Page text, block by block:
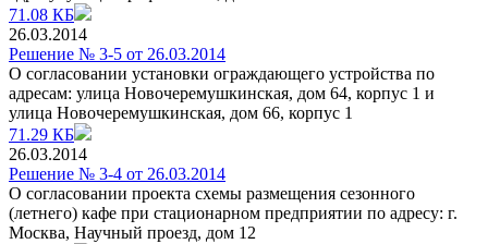
71.08 КБ
26.03.2014
Решение № 3-5 от 26.03.2014
О согласовании установки ограждающего устройства по
адресам: улица Новочеремушкинская, дом 64, корпус 1 и
улица Новочеремушкинская, дом 66, корпус 1
71.29 КБ
26.03.2014
Решение № 3-4 от 26.03.2014
О согласовании проекта схемы размещения сезонного
(летнего) кафе при стационарном предприятии по адресу: г.
Москва, Научный проезд, дом 12